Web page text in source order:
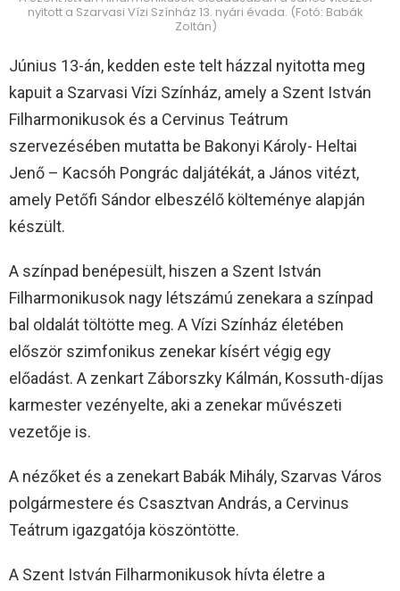
nyitott a Szarvasi Vízi Színház 13. nyári évada. (Fotó: Babák
Zoltán)
Június 13-án, kedden este telt házzal nyitotta meg
kapuit a Szarvasi Vízi Színház, amely a Szent István
Filharmonikusok és a Cervinus Teátrum
szervezésében mutatta be Bakonyi Károly- Heltai
Jenő – Kacsóh Pongrác daljátékát, a János vitézt,
amely Petőfi Sándor elbeszélő költeménye alapján
készült.
A színpad benépesült, hiszen a Szent István
Filharmonikusok nagy létszámú zenekara a színpad
bal oldalát töltötte meg. A Vízi Színház életében
először szimfonikus zenekar kísért végig egy
előadást. A zenkart Záborszky Kálmán, Kossuth-díjas
karmester vezényelte, aki a zenekar művészeti
vezetője is.
A nézőket és a zenekart Babák Mihály, Szarvas Város
polgármestere és Csasztvan András, a Cervinus
Teátrum igazgatója köszöntötte.
A Szent István Filharmonikusok hívta életre a